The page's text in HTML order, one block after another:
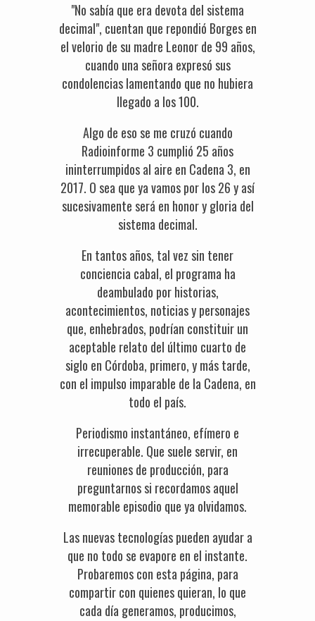
"No sabía que era devota del sistema
decimal", cuentan que repondió Borges en
el velorio de su madre Leonor de 99 años,
cuando una señora expresó sus
condolencias lamentando que no hubiera
llegado a los 100.
Algo de eso se me cruzó cuando
Radioinforme 3 cumplió 25 años
ininterrumpidos al aire en Cadena 3, en
2017. O sea que ya vamos por los 26 y así
sucesivamente será en honor y gloria del
sistema decimal.
En tantos años, tal vez sin tener
conciencia cabal, el programa ha
deambulado por historias,
acontecimientos, noticias y personajes
que, enhebrados, podrían constituir un
aceptable relato del último cuarto de
siglo en Córdoba, primero, y más tarde,
con el impulso imparable de la Cadena, en
todo el país.
Periodismo instantáneo, efímero e
irrecuperable. Que suele servir, en
reuniones de producción, para
preguntarnos si recordamos aquel
memorable episodio que ya olvidamos.
Las nuevas tecnologías pueden ayudar a
que no todo se evapore en el instante.
Probaremos con esta página, para
compartir con quienes quieran, lo que
cada día generamos, producimos,